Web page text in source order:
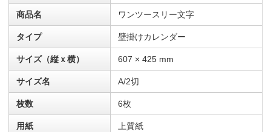
商品名 ワンツースリー文字
タイプ 壁掛けカレンダー
サイズ（縦ｘ横） 607 × 425 mm
サイズ名 A/2切
枚数 6枚
用紙 上質紙